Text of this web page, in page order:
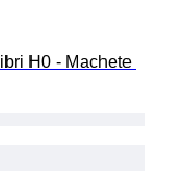
H0 - Machete